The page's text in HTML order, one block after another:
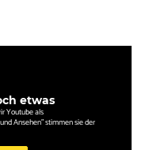
etwas
Youtube als
Ansehen" stimmen sie der